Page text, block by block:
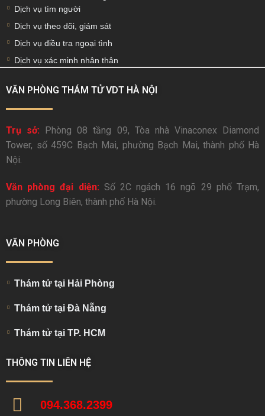
Dịch vụ tìm người
Dịch vụ theo dõi, giám sát
Dịch vụ điều tra ngoại tình
Dịch vụ xác minh nhân thân
VĂN PHÒNG THÁM TỬ VDT HÀ NỘI
Trụ sở: Phòng 08 tầng 09, Tòa nhà Vinaconex Diamond
Tower, số 459C Bạch Mai, phường Bạch Mai, thành phố Hà
Nội.
Văn phòng đại diện: Số 2C ngách 16 ngõ 29 phố Trạm,
phường Long Biên, thành phố Hà Nội.
VĂN PHÒNG
Thám tử tại Hải Phòng
Thám tử tại Đà Nẵng
Thám tử tại TP. HCM
THÔNG TIN LIÊN HỆ
094.368.2399